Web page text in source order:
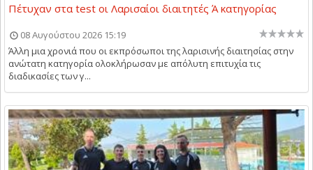
Πέτυχαν στα test οι Λαρισαίοι διαιτητές Ά κατηγορίας
08 Αυγούστου 2026 15:19
Άλλη μια χρονιά που οι εκπρόσωποι της λαρισινής διαιτησίας στην
ανώτατη κατηγορία ολοκλήρωσαν με απόλυτη επιτυχία τις
διαδικασίες των γ...